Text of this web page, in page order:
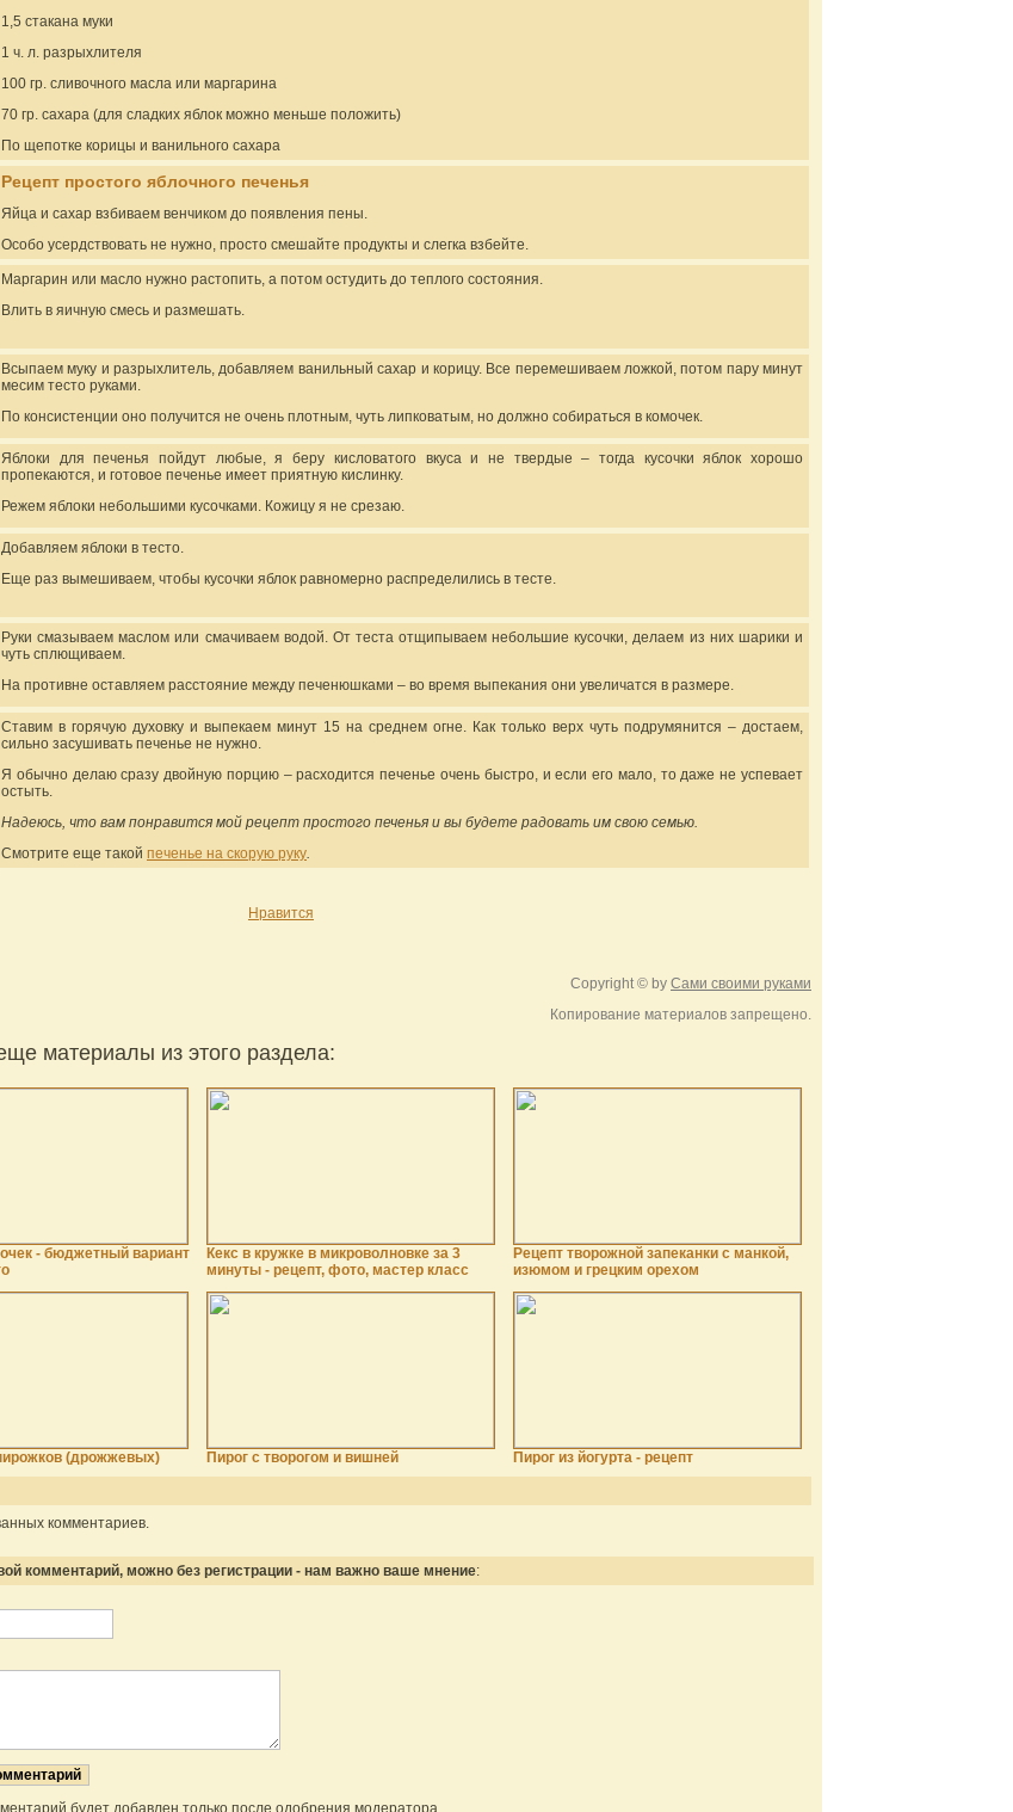
1,5 стакана муки
1 ч. л. разрыхлителя
100 гр. сливочного масла или маргарина
70 гр. сахара (для сладких яблок можно меньше положить)
По щепотке корицы и ванильного сахара
Рецепт простого яблочного печенья
Яйца и сахар взбиваем венчиком до появления пены.
Особо усердствовать не нужно, просто смешайте продукты и слегка взбейте.
Маргарин или масло нужно растопить, а потом остудить до теплого состояния.
Влить в яичную смесь и размешать.
Всыпаем муку и разрыхлитель, добавляем ванильный сахар и корицу. Все перемешиваем ложкой, потом пару минут
месим тесто руками.
По консистенции оно получится не очень плотным, чуть липковатым, но должно собираться в комочек.
Яблоки для печенья пойдут любые, я беру кисловатого вкуса и не твердые – тогда кусочки яблок хорошо
пропекаются, и готовое печенье имеет приятную кислинку.
Режем яблоки небольшими кусочками. Кожицу я не срезаю.
Добавляем яблоки в тесто.
Еще раз вымешиваем, чтобы кусочки яблок равномерно распределились в тесте.
Руки смазываем маслом или смачиваем водой. От теста отщипываем небольшие кусочки, делаем из них шарики и
чуть сплющиваем.
На противне оставляем расстояние между печенюшками – во время выпекания они увеличатся в размере.
Ставим в горячую духовку и выпекаем минут 15 на среднем огне. Как только верх чуть подрумянится – достаем,
сильно засушивать печенье не нужно.
Я обычно делаю сразу двойную порцию – расходится печенье очень быстро, и если его мало, то даже не успевает
остыть.
Надеюсь, что вам понравится мой рецепт простого печенья и вы будете радовать им свою семью.
Смотрите еще такой печенье на скорую руку.
Нравится
Copyright © by Сами своими руками
Копирование материалов запрещено.
материалы из этого раздела:
- бюджетный вариант
Кекс в кружке в микроволновке за 3
минуты - рецепт, фото, мастер класс
Рецепт творожной запеканки с манкой,
изюмом и грецким орехом
(дрожжевых) Пирог с творогом и вишней
Пирог из йогурта - рецепт
комментариев.
комментарий, можно без регистрации - нам важно ваше мнение:
будет добавлен только после одобрения модератора.